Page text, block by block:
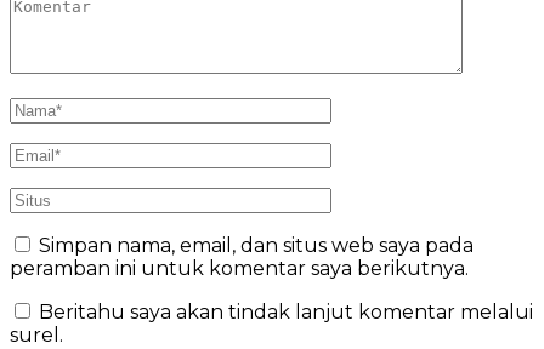
Simpan nama, email, dan situs web saya pada
peramban ini untuk komentar saya berikutnya.
Beritahu saya akan tindak lanjut komentar melalui
surel.